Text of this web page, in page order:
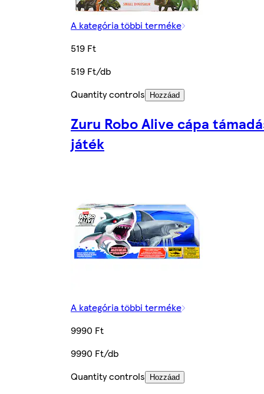
A kategória többi terméke
519 Ft
519 Ft/db
Quantity controls
Hozzáad
Zuru Robo Alive cápa
játék
A kategória többi terméke
9990 Ft
9990 Ft/db
Quantity controls
Hozzáad